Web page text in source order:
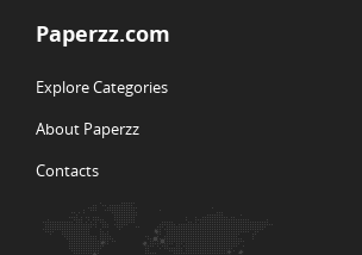
Paperzz.com
Explore Categories
About Paperzz
Contacts